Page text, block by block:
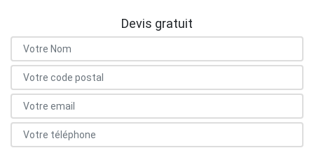
Devis gratuit